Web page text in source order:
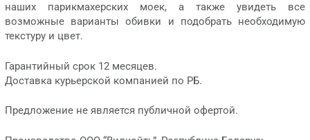
наших парикмахерских моек, а также увидеть все
возможные варианты обивки и подобрать необходимую
текстуру и цвет.
Гарантийный срок 12 месяцев.
Доставка курьерской компанией по РБ.
Предложение не является публичной офертой.